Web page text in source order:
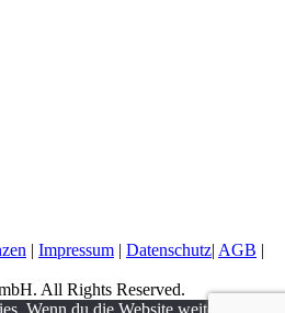
| Impressum | Datenschutz| AGB |
All Rights Reserved.
Wenn du die Website weiter nutzt,